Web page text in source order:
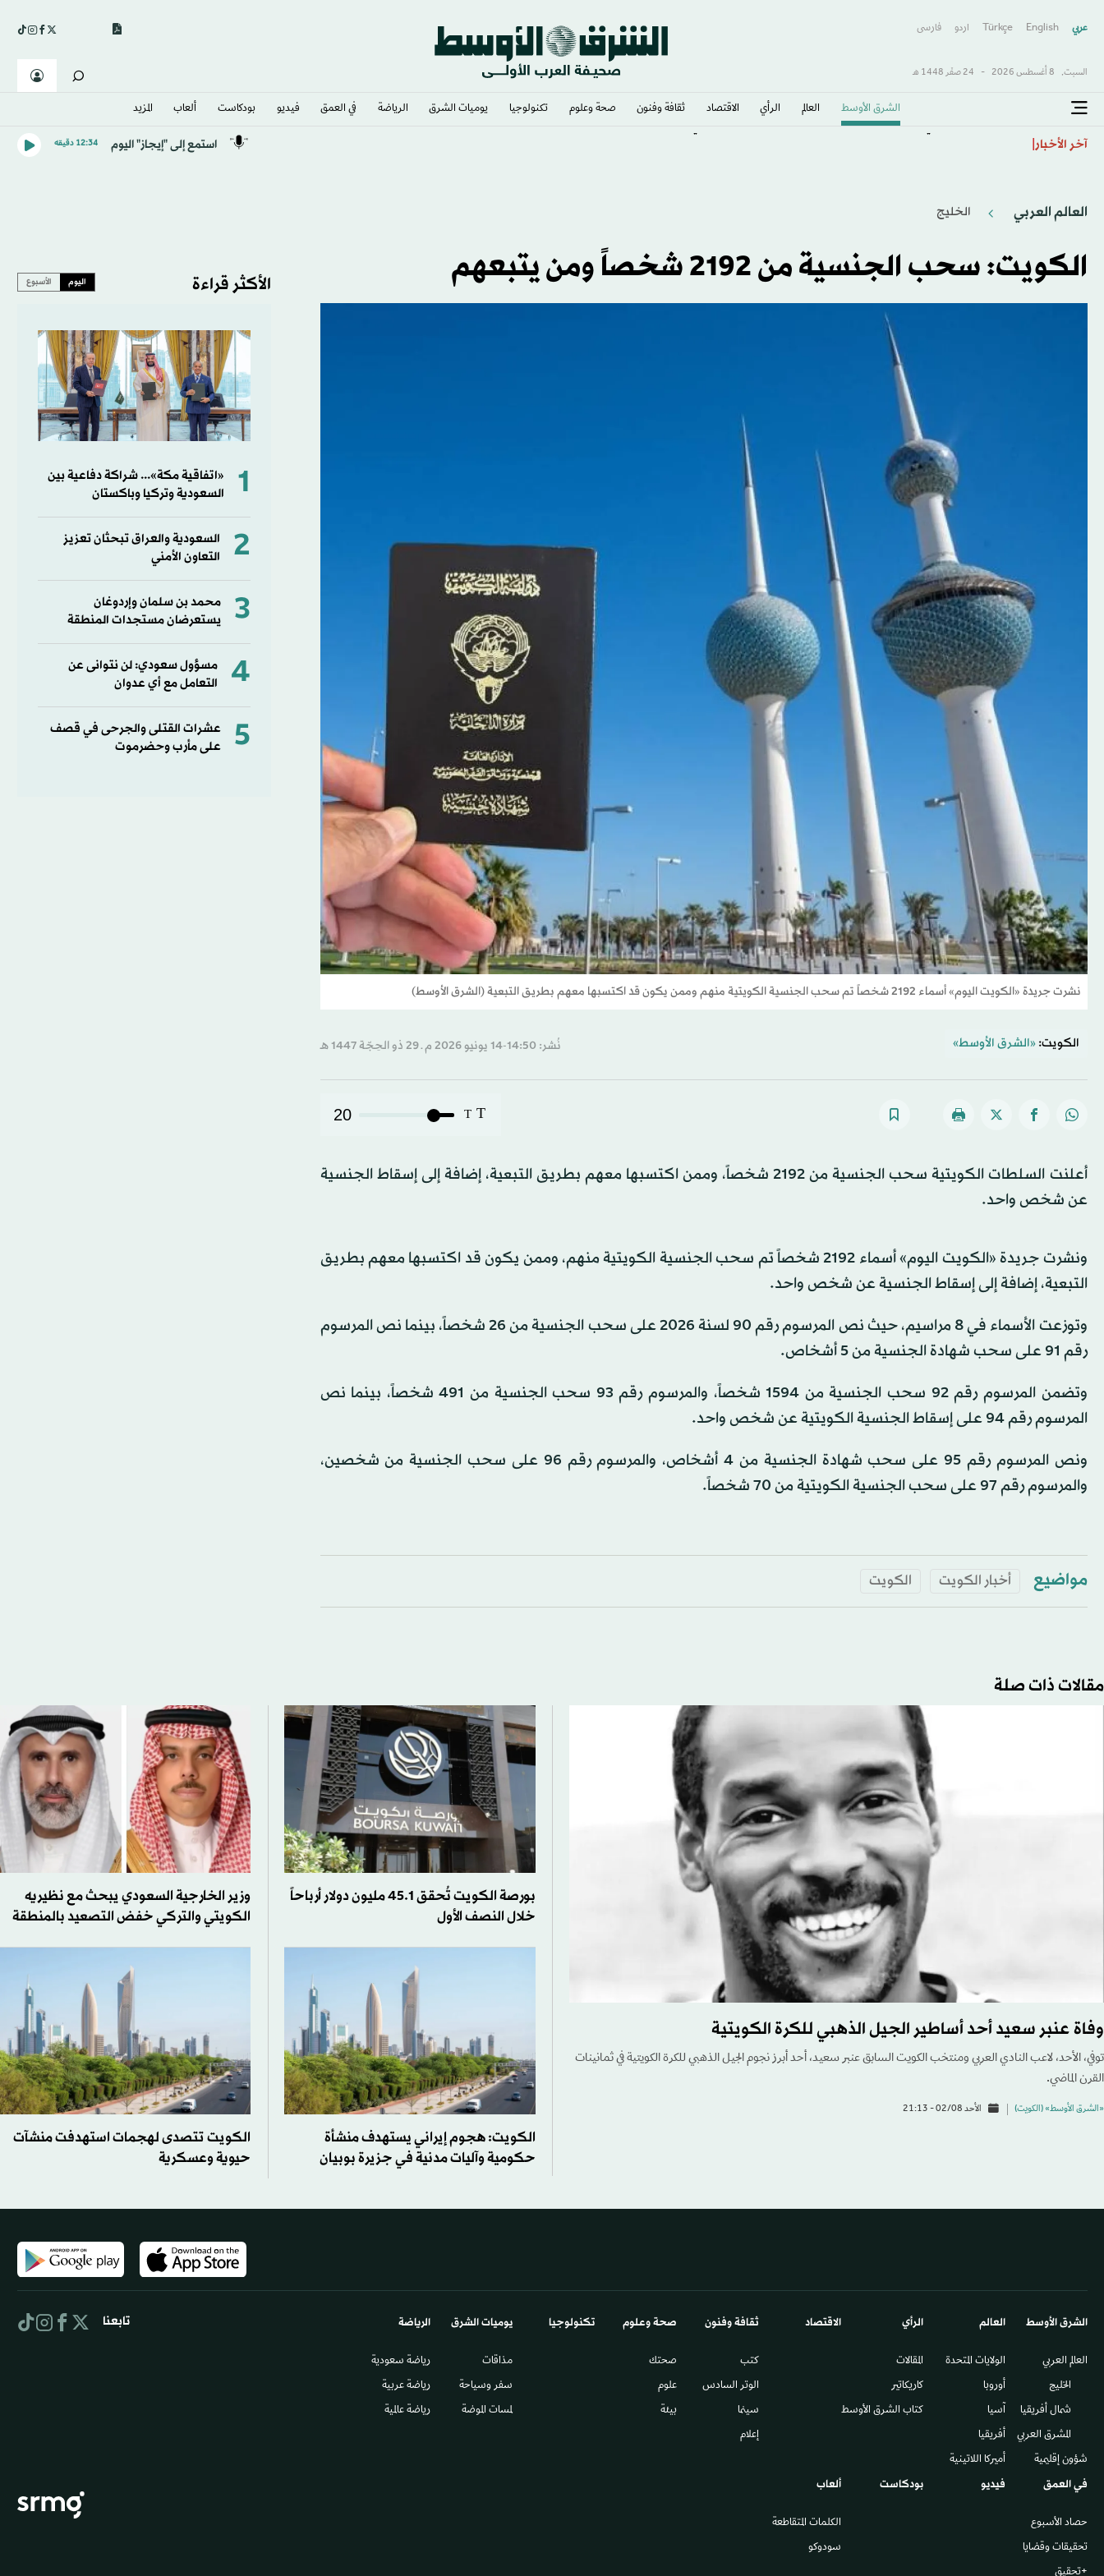
عربي English
Türkçe اردو فارسى
السبت, 8 أغسطس 2026 - 24 صفَر 1448 هـ
الشرق الأوسط​ العالم الرأي الاقتصاد ثقافة وفنون صحة وعلوم تكنولوجيا يوميات الشرق​ الرياضة في العمق فيديو بودكاست ألعاب المزيد
آخر الأخبار استمع إلى "إيجاز" اليوم 12:34 دقيقه
العالم العربي الخليج
الكويت: سحب الجنسية من 2192 شخصاً ومن يتبعهم
نشرت جريدة «الكويت اليوم» أسماء 2192 شخصاً تم سحب الجنسية الكويتية منهم وممن يكون قد اكتسبها معهم بطريق التبعية (الشرق الأوسط)
الكويت: «الشرق الأوسط» نُشر: 14:50-14 يونيو 2026 م ـ 29 ذو الحِجّة 1447 هـ
T
T
20
أعلنت السلطات الكويتية سحب الجنسية من 2192 شخصاً، وممن اكتسبها معهم بطريق التبعية، إضافة إلى إسقاط الجنسية
عن شخص واحد.
ونشرت جريدة «الكويت اليوم» أسماء 2192 شخصاً تم سحب الجنسية الكويتية منهم، وممن يكون قد اكتسبها معهم بطريق
التبعية، إضافة إلى إسقاط الجنسية عن شخص واحد.
وتوزعت الأسماء في 8 مراسيم، حيث نص المرسوم رقم 90 لسنة 2026 على سحب الجنسية من 26 شخصاً، بينما نص المرسوم
رقم 91 على سحب شهادة الجنسية من 5 أشخاص.
وتضمن المرسوم رقم 92 سحب الجنسية من 1594 شخصاً، والمرسوم رقم 93 سحب الجنسية من 491 شخصاً، بينما نص
المرسوم رقم 94 على إسقاط الجنسية الكويتية عن شخص واحد.
ونص المرسوم رقم 95 على سحب شهادة الجنسية من 4 أشخاص، والمرسوم رقم 96 على سحب الجنسية من شخصين،
والمرسوم رقم 97 على سحب الجنسية الكويتية من 70 شخصاً.
مواضيع أخبار الكويت الكويت
الأكثر قراءة اليوم الأسبوع
1
«اتفاقية مكة»... شراكة دفاعية بين
السعودية وتركيا وباكستان
2
السعودية والعراق تبحثان تعزيز
التعاون الأمني
3
محمد بن سلمان وإردوغان
يستعرضان مستجدات المنطقة
4
مسؤول سعودي: لن نتوانى عن
التعامل مع أي عدوان
5
عشرات القتلى والجرحى في قصف
على مأرب وحضرموت
مقالات ذات صلة
وفاة عنبر سعيد أحد أساطير الجيل الذهبي للكرة الكويتية
توفي، الأحد، لاعب النادي العربي ومنتخب الكويت السابق عنبر سعيد، أحد أبرز نجوم الجيل الذهبي للكرة الكويتية في ثمانينات
القرن الماضي.
«الشرق الأوسط» (الكويت) الأحد 02/08 - 21:13
بورصة الكويت تُحقق 45.1 مليون دولار أرباحاً
خلال النصف الأول
وزير الخارجية السعودي يبحث مع نظيريه
الكويتي والتركي خفض التصعيد بالمنطقة
الكويت: هجوم إيراني يستهدف منشأة
حكومية وآليات مدنية في جزيرة بوبيان
الكويت تتصدى لهجمات استهدفت منشآت
حيوية وعسكرية
الشرق الأوسط​
العالم العربي
الخليج
شمال أفريقيا
المشرق العربي
شؤون إقليمية
العالم
الولايات المتحدة
أوروبا
آسيا
أفريقيا
أميركا اللاتينية
الرأي
المقالات
كاريكاتير
كتاب الشرق الأوسط
الاقتصاد ثقافة وفنون
كتب
الوتر السادس​
سينما
إعلام
صحة وعلوم
صحتك
علوم
بيئة
تكنولوجيا يوميات الشرق​
مذاقات
سفر وسياحة
لمسات الموضة
الرياضة
رياضة سعودية
رياضة عربية
رياضة عالمية
في العمق
حصاد الأسبوع
تحقيقات وقضايا
+تحقيق
فيديو بودكاست ألعاب
الكلمات المتقاطعة
سودوكو
تابعنا